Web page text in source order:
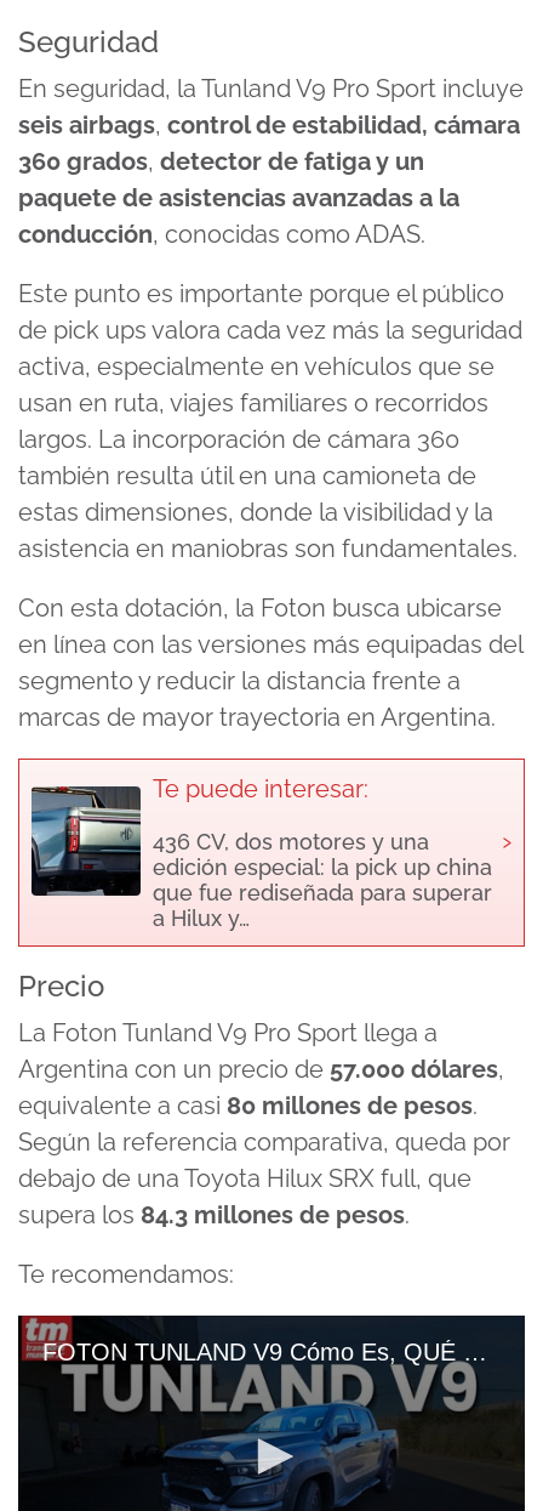
Seguridad
En seguridad, la Tunland V9 Pro Sport incluye
seis airbags, control de estabilidad, cámara
360 grados, detector de fatiga y un
paquete de asistencias avanzadas a la
conducción, conocidas como ADAS.
Este punto es importante porque el público
de pick ups valora cada vez más la seguridad
activa, especialmente en vehículos que se
usan en ruta, viajes familiares o recorridos
largos. La incorporación de cámara 360
también resulta útil en una camioneta de
estas dimensiones, donde la visibilidad y la
asistencia en maniobras son fundamentales.
Con esta dotación, la Foton busca ubicarse
en línea con las versiones más equipadas del
segmento y reducir la distancia frente a
marcas de mayor trayectoria en Argentina.
Te puede interesar:
436 CV, dos motores y una
edición especial: la pick up china
que fue rediseñada para superar
a Hilux y…
›
Precio
La Foton Tunland V9 Pro Sport llega a
Argentina con un precio de 57.000 dólares,
equivalente a casi 80 millones de pesos.
Según la referencia comparativa, queda por
debajo de una Toyota Hilux SRX full, que
supera los 84.3 millones de pesos.
Te recomendamos:
FOTON TUNLAND V9 Cómo Es, QUÉ TRAE Y MOTOR De La PICK UP MILD HYBRID